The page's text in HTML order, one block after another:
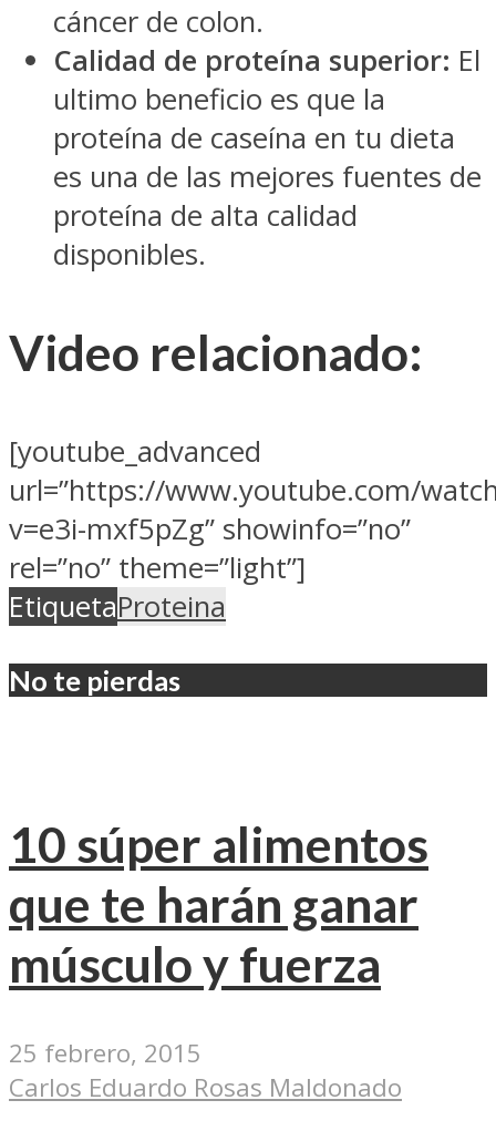
cáncer de colon.
Calidad de proteína superior: El
ultimo beneficio es que la
proteína de caseína en tu dieta
es una de las mejores fuentes de
proteína de alta calidad
disponibles.
Video relacionado:
[youtube_advanced
url=”https://www.youtube.com/
v=e3i-mxf5pZg” showinfo=”no”
rel=”no” theme=”light”]
EtiquetaProteina
No te pierdas
10 súper alimentos
que te harán ganar
músculo y fuerza
25 febrero, 2015
Carlos Eduardo Rosas Maldonado